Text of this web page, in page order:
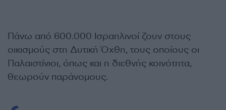
Πάνω από 600.000 Ισραηλινοί ζουν στους
οικισμούς στη Δυτική Όχθη, τους οποίους οι
Παλαιστίνιοι, όπως και η διεθνής κοινότητα,
θεωρούν παράνομους.